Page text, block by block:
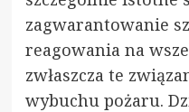
zagwarantowanie
reagowania na
zwłaszcza te
wybuchu pożaru.